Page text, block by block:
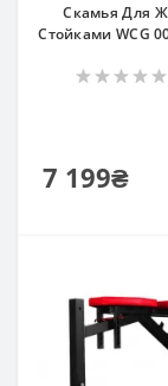
Скамья Для
Стойками WCG
7 199₴